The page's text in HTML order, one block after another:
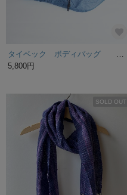
5,800円
SOLD OUT